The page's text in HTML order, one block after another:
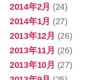
2014年2月 (24)
2014年1月 (27)
2013年12月 (26)
2013年11月 (26)
2013年10月 (27)